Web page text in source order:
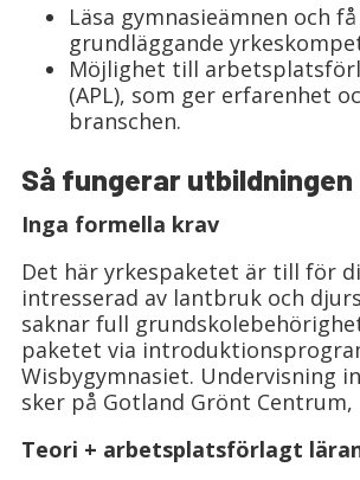
Läsa gymnasieämnen och
grundläggande
Möjlighet till
(APL), som ger erfarenhet
branschen.
Så fungerar utbildningen
Inga formella krav
Det här yrkespaketet är till för
intresserad av lantbruk och
saknar full
paketet via
Wisbygymnasiet. Undervisning
sker på Gotland Grönt Centrum,
Teori + arbetsplatsförlagt